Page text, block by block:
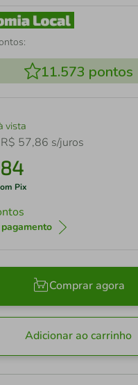
11.573 pontos
vista
R$ 57,86 s/juros
84
Pix
Comprar agora
Adicionar ao carrinho